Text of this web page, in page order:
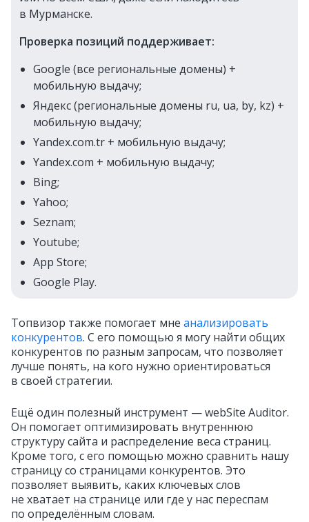
в Мурманске.
Проверка позиций поддерживает:
Google (все региональные домены) +
мобильную выдачу;
Яндекс (региональные домены ru, ua, by, kz) +
мобильную выдачу;
Yandex.com.tr + мобильную выдачу;
Yandex.com + мобильную выдачу;
Bing;
Yahoo;
Seznam;
Youtube;
App Store;
Google Play.
Топвизор также помогает мне анализировать
конкурентов. С его помощью я могу найти общих
конкурентов по разным запросам, что позволяет
лучше понять, на кого нужно ориентироваться
в своей стратегии.
Ещё один полезный инструмент — webSite Auditor.
Он помогает оптимизировать внутреннюю
структуру сайта и распределение веса страниц.
Кроме того, с его помощью можно сравнить нашу
страницу со страницами конкурентов. Это
позволяет выявить, каких ключевых слов
не хватает на странице или где у нас переспам
по определённым словам.